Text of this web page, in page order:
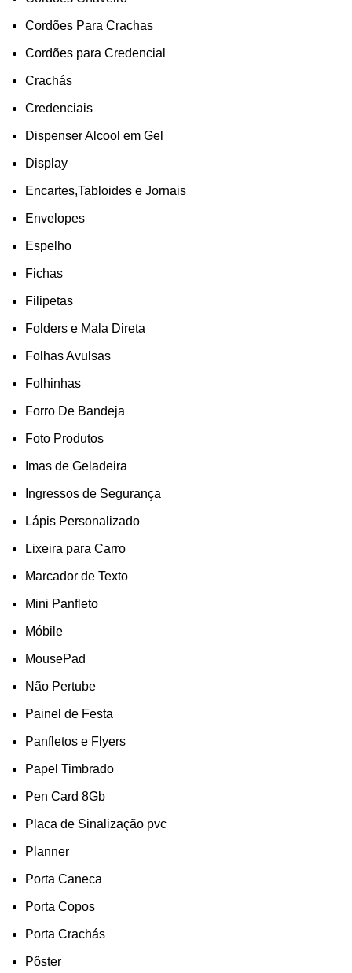
Cordões Para Crachas
Cordões para Credencial
Crachás
Credenciais
Dispenser Alcool em Gel
Display
Encartes,Tabloides e Jornais
Envelopes
Espelho
Fichas
Filipetas
Folders e Mala Direta
Folhas Avulsas
Folhinhas
Forro De Bandeja
Foto Produtos
Imas de Geladeira
Ingressos de Segurança
Lápis Personalizado
Lixeira para Carro
Marcador de Texto
Mini Panfleto
Móbile
MousePad
Não Pertube
Painel de Festa
Panfletos e Flyers
Papel Timbrado
Pen Card 8Gb
Placa de Sinalização pvc
Planner
Porta Caneca
Porta Copos
Porta Crachás
Pôster